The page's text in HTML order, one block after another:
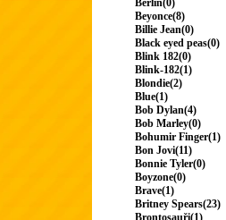
Berlin(0)
Beyonce(8)
Billie Jean(0)
Black eyed peas(0)
Blink 182(0)
Blink-182(1)
Blondie(2)
Blue(1)
Bob Dylan(4)
Bob Marley(0)
Bohumir Finger(1)
Bon Jovi(11)
Bonnie Tyler(0)
Boyzone(0)
Brave(1)
Britney Spears(23)
Brontosauři(1)